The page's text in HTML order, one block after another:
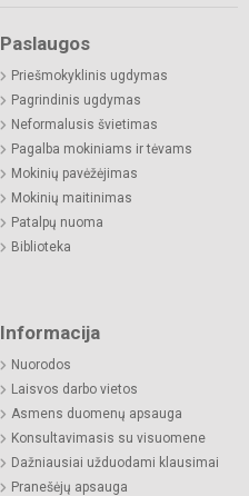
Paslaugos
Priešmokyklinis ugdymas
Pagrindinis ugdymas
Neformalusis švietimas
Pagalba mokiniams ir tėvams
Mokinių pavėžėjimas
Mokinių maitinimas
Patalpų nuoma
Biblioteka
Informacija
Nuorodos
Laisvos darbo vietos
Asmens duomenų apsauga
Konsultavimasis su visuomene
Dažniausiai užduodami klausimai
Pranešėjų apsauga